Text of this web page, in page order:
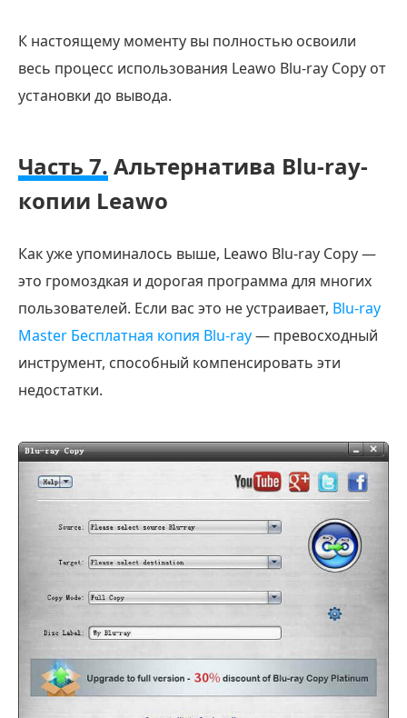
К настоящему моменту вы полностью освоили
весь процесс использования Leawo Blu-ray Copy от
установки до вывода.
Часть 7. Альтернатива Blu-ray-
копии Leawo
Как уже упоминалось выше, Leawo Blu-ray Copy —
это громоздкая и дорогая программа для многих
пользователей. Если вас это не устраивает, Blu-ray
Master Бесплатная копия Blu-ray— превосходный
инструмент, способный компенсировать эти
недостатки.